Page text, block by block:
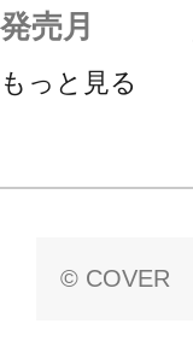
発売月
もっと見る
© COVER